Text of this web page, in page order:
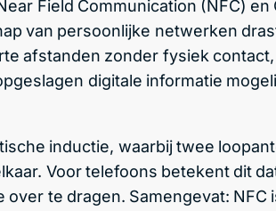
Field Communication (NFC)
van persoonlijke netwerken
afstanden zonder fysiek
digitale informatie
inductie, waarbij twee
Voor telefoons betekent dit
over te dragen. Samengevat: